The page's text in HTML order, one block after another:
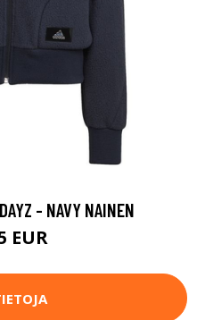
- NAVY NAINEN
EUR